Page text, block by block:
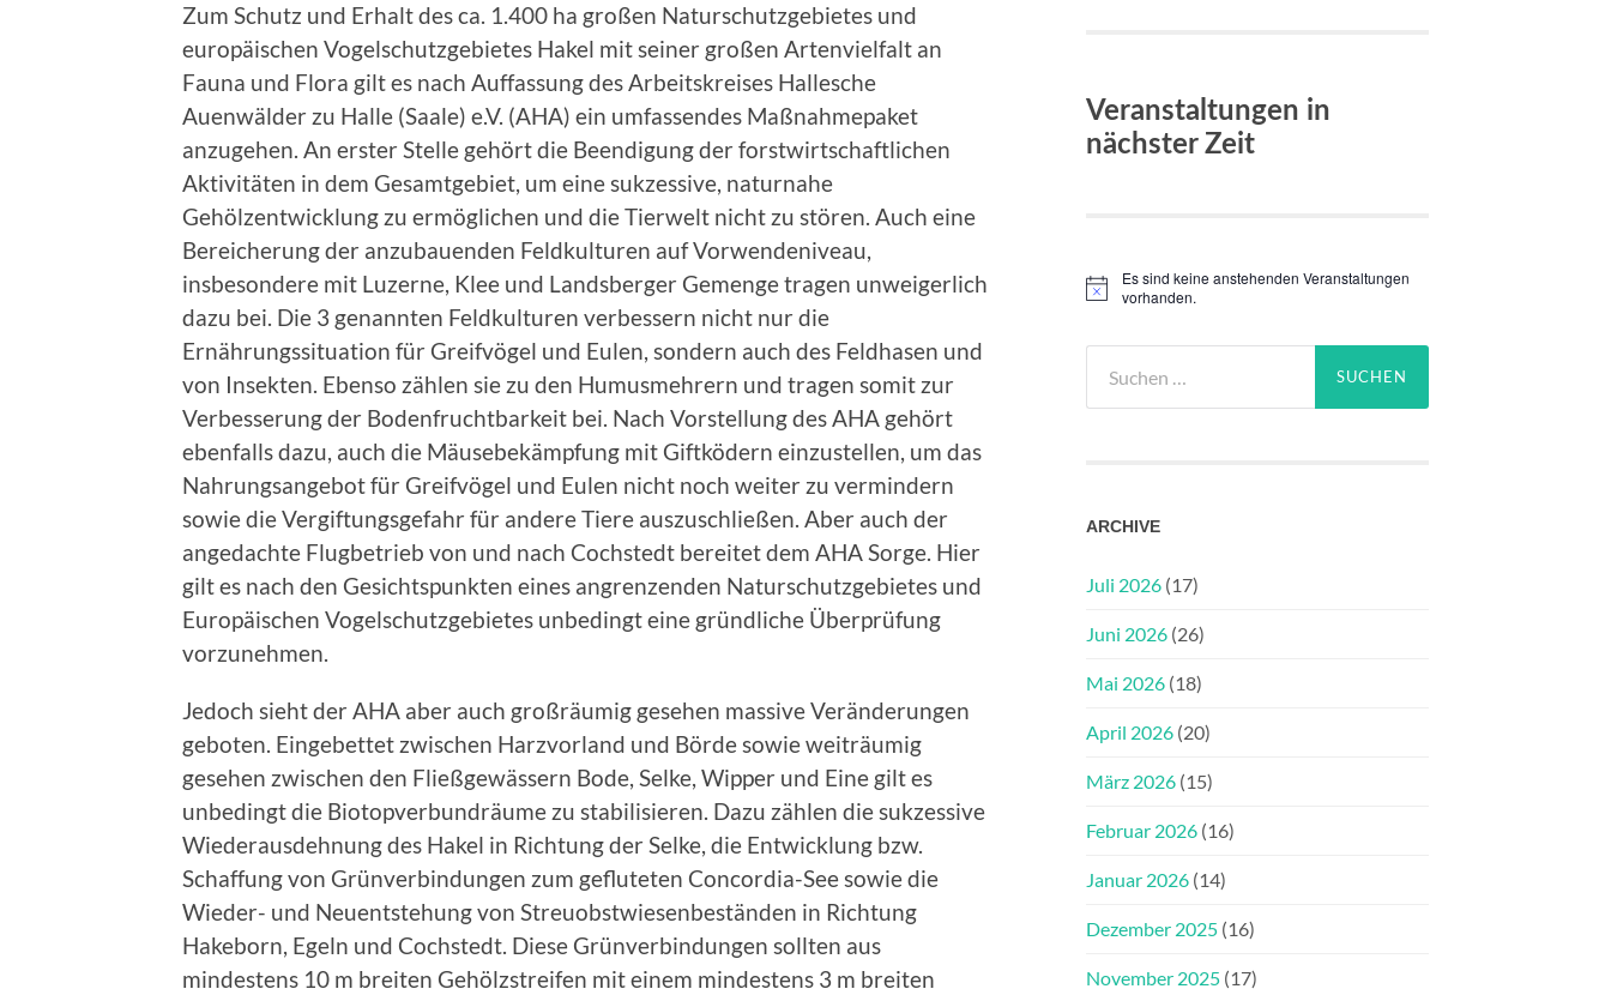
Zum Schutz und Erhalt des ca. 1.400 ha großen Naturschutzgebietes und
europäischen Vogelschutzgebietes Hakel mit seiner großen Artenvielfalt an
Fauna und Flora gilt es nach Auffassung des Arbeitskreises Hallesche
Auenwälder zu Halle (Saale) e.V. (AHA) ein umfassendes Maßnahmepaket
anzugehen. An erster Stelle gehört die Beendigung der forstwirtschaftlichen
Aktivitäten in dem Gesamtgebiet, um eine sukzessive, naturnahe
Gehölzentwicklung zu ermöglichen und die Tierwelt nicht zu stören. Auch eine
Bereicherung der anzubauenden Feldkulturen auf Vorwendeniveau,
insbesondere mit Luzerne, Klee und Landsberger Gemenge tragen unweigerlich
dazu bei. Die 3 genannten Feldkulturen verbessern nicht nur die
Ernährungssituation für Greifvögel und Eulen, sondern auch des Feldhasen und
von Insekten. Ebenso zählen sie zu den Humusmehrern und tragen somit zur
Verbesserung der Bodenfruchtbarkeit bei. Nach Vorstellung des AHA gehört
ebenfalls dazu, auch die Mäusebekämpfung mit Giftködern einzustellen, um das
Nahrungsangebot für Greifvögel und Eulen nicht noch weiter zu vermindern
sowie die Vergiftungsgefahr für andere Tiere auszuschließen. Aber auch der
angedachte Flugbetrieb von und nach Cochstedt bereitet dem AHA Sorge. Hier
gilt es nach den Gesichtspunkten eines angrenzenden Naturschutzgebietes und
Europäischen Vogelschutzgebietes unbedingt eine gründliche Überprüfung
vorzunehmen.
Jedoch sieht der AHA aber auch großräumig gesehen massive Veränderungen
geboten. Eingebettet zwischen Harzvorland und Börde sowie weiträumig
gesehen zwischen den Fließgewässern Bode, Selke, Wipper und Eine gilt es
unbedingt die Biotopverbundräume zu stabilisieren. Dazu zählen die sukzessive
Wiederausdehnung des Hakel in Richtung der Selke, die Entwicklung bzw.
Schaffung von Grünverbindungen zum gefluteten Concordia-See sowie die
Wieder- und Neuentstehung von Streuobstwiesenbeständen in Richtung
Hakeborn, Egeln und Cochstedt. Diese Grünverbindungen sollten aus
mindestens 10 m breiten Gehölzstreifen mit einem mindestens 3 m breiten
Veranstaltungen in
nächster Zeit
Hinweis
Es sind keine anstehenden Veranstaltungen
vorhanden.
nach:
ARCHIVE
Juli 2026 (17)
Juni 2026 (26)
Mai 2026 (18)
April 2026 (20)
März 2026 (15)
Februar 2026 (16)
Januar 2026 (14)
Dezember 2025 (16)
November 2025 (17)